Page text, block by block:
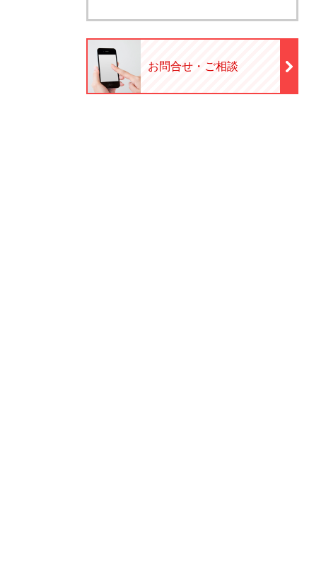
お問合せ・ご相談